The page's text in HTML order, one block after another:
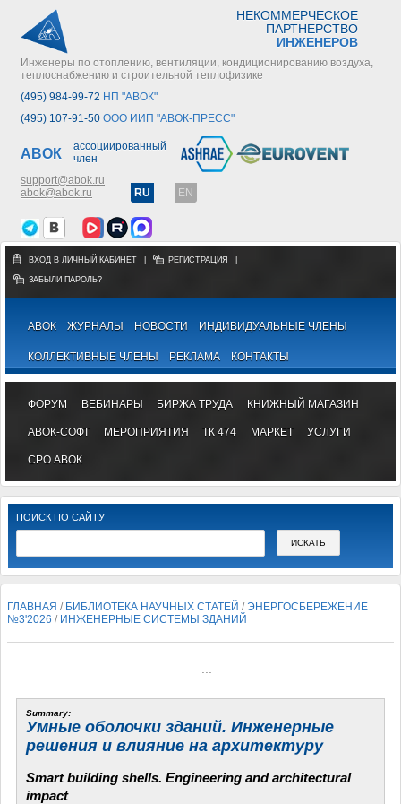
НЕКОММЕРЧЕСКОЕ
ПАРТНЕРСТВО
ИНЖЕНЕРОВ
Инженеры по отоплению, вентиляции, кондиционированию воздуха,
теплоснабжению и строительной теплофизике
(495) 984-99-72 НП "АВОК"
(495) 107-91-50 ООО ИИП "АВОК-ПРЕСС"
АВОК
ассоциированный
член
support@abok.ru
abok@abok.ru
RU EN
ВХОД В ЛИЧНЫЙ КАБИНЕТ РЕГИСТРАЦИЯ
ЗАБЫЛИ ПАРОЛЬ?
АВОК ЖУРНАЛЫ НОВОСТИ ИНДИВИДУАЛЬНЫЕ ЧЛЕНЫ
КОЛЛЕКТИВНЫЕ ЧЛЕНЫ РЕКЛАМА КОНТАКТЫ
ФОРУМ ВЕБИНАРЫ БИРЖА ТРУДА КНИЖНЫЙ МАГАЗИН
АВОК-СОФТ МЕРОПРИЯТИЯ ТК 474 МАРКЕТ УСЛУГИ
СРО АВОК
ПОИСК ПО САЙТУ
ГЛАВНАЯ / БИБЛИОТЕКА НАУЧНЫХ СТАТЕЙ /ЭНЕРГОСБЕРЕЖЕНИЕ
№3'2026 / ИНЖЕНЕРНЫЕ СИСТЕМЫ ЗДАНИЙ
Summary:
Умные оболочки зданий. Инженерные
решения и влияние на архитектуру
Smart building shells. Engineering and architectural
impact